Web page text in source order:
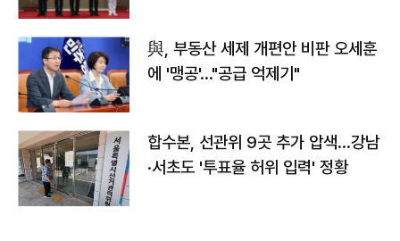
與, 부동산 세제 개편안 비판 오세훈
에 '맹공'…"공급 억제기"
합수본, 선관위 9곳 추가 압색…강남
·서초도 '투표율 허위 입력' 정황